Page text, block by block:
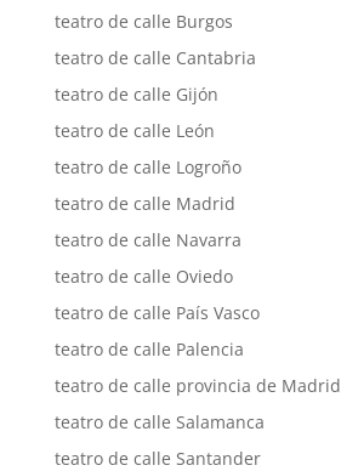
teatro de calle Burgos
teatro de calle Cantabria
teatro de calle Gijón
teatro de calle León
teatro de calle Logroño
teatro de calle Madrid
teatro de calle Navarra
teatro de calle Oviedo
teatro de calle País Vasco
teatro de calle Palencia
teatro de calle provincia de Madrid
teatro de calle Salamanca
teatro de calle Santander